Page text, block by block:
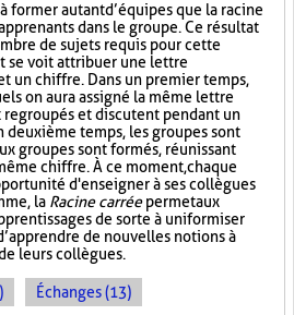
former autant d’équipes que la racine
dans le groupe. Ce résultat
de sujets requis pour cette
se voit attribuer une lettre
un chiffre. Dans un premier temps,
on aura assigné la même lettre
et discutent pendant un
deuxième temps, les groupes sont
groupes sont formés, réunissant
chiffre. À ce moment, chaque
d'enseigner à ses collègues
la Racine carréepermet aux
de sorte à uniformiser
de nouvelles notions à
leurs collègues.
Échanges (13)